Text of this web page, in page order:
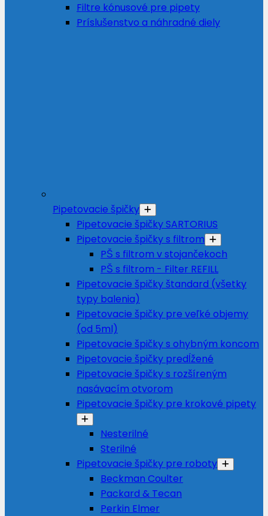
Filtre kónusové pre pipety
Príslušenstvo a náhradné diely
Pipetovacie špičky
Pipetovacie špičky SARTORIUS
Pipetovacie špičky s filtrom
PŠ s filtrom v stojančekoch
PŠ s filtrom - Filter REFILL
Pipetovacie špičky štandard (všetky
typy balenia)
Pipetovacie špičky pre veľké objemy
(od 5ml)
Pipetovacie špičky s ohybným koncom
Pipetovacie špičky predĺžené
Pipetovacie špičky s rozšíreným
nasávacím otvorom
Pipetovacie špičky pre krokové pipety
Nesterilné
Sterilné
Pipetovacie špičky pre roboty
Beckman Coulter
Packard & Tecan
Perkin Elmer